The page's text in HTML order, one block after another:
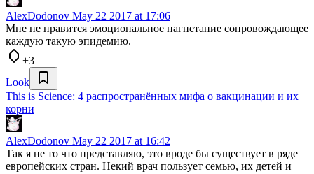
AlexDodonov May 22 2017 at 17:06
Мне не нравится эмоциональное нагнетание сопровождающее
каждую такую эпидемию.
+3
Look
This is Science: 4 распространённых мифа о вакцинации и их
корни
AlexDodonov May 22 2017 at 16:42
Так я не то что представляю, это вроде бы существует в ряде
европейских стран. Некий врач пользует семью, их детей и